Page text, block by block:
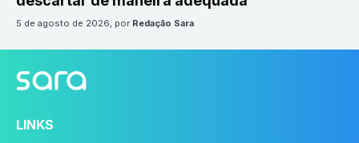
5 de agosto de 2026, por Redação Sara
LINKS